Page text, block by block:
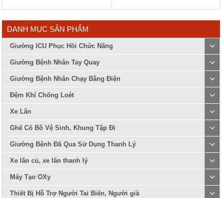
DANH MỤC SẢN PHẨM
Giường ICU Phục Hồi Chức Năng
Giường Bệnh Nhân Tay Quay
Giường Bệnh Nhân Chạy Bằng Điện
Đệm Khí Chống Loét
Xe Lăn
Ghế Có Bô Vệ Sinh, Khung Tập Đi
Giường Bệnh Đã Qua Sử Dụng Thanh Lý
Xe lăn củ, xe lăn thanh lý
Máy Tạo OXy
Thiết Bị Hỗ Trợ Người Tai Biến, Người già